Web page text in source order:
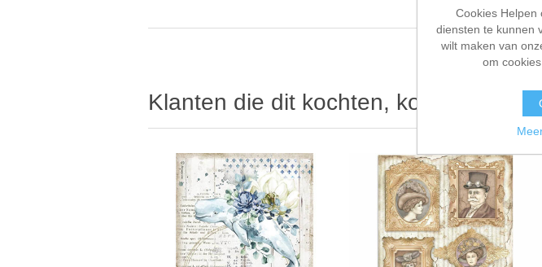
Klanten die dit kochten, kochten ook
Cookies Helpen
diensten te kunnen
wilt maken van
om